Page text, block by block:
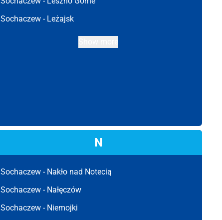
Sochaczew - Leżajsk
N
Sochaczew - Nakło nad Notecią
Sochaczew - Nałęczów
Sochaczew - Niemojki